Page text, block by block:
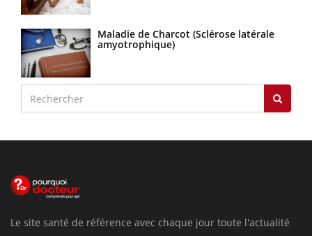
Maladie de Charcot (Sclérose latérale
amyotrophique)
Le site santé de référence avec chaque jour toute l'actualité